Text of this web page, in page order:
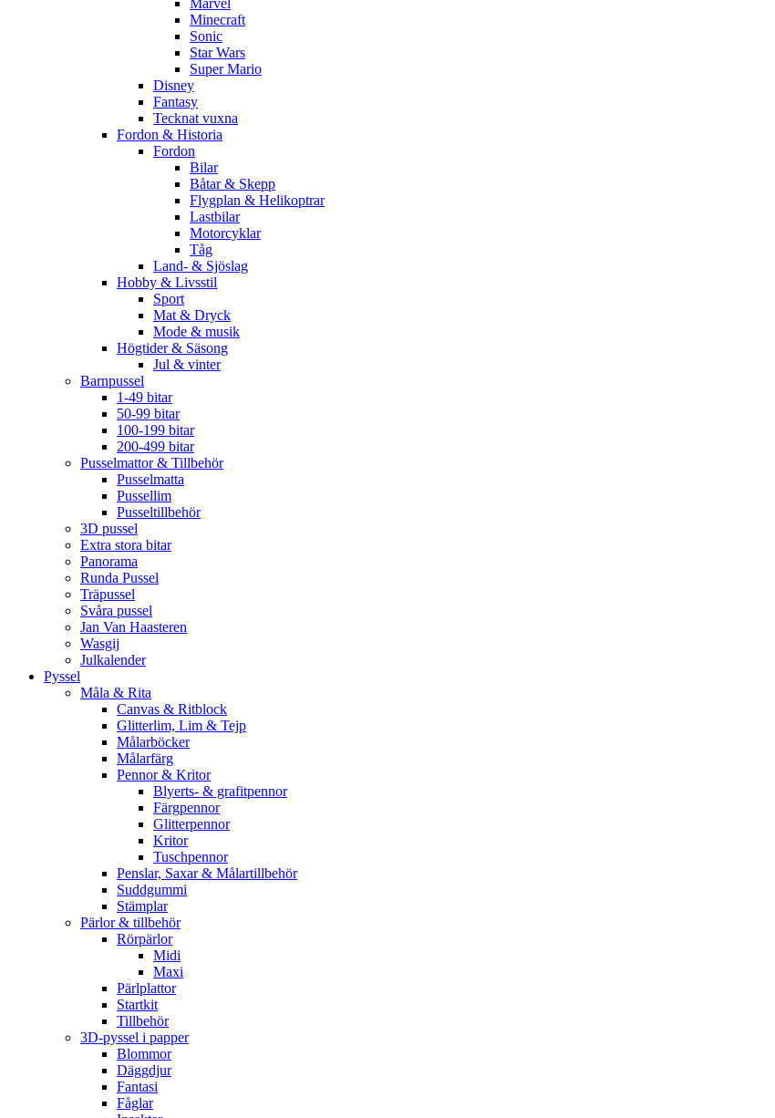
Marvel
Minecraft
Sonic
Star Wars
Super Mario
Disney
Fantasy
Tecknat vuxna
Fordon & Historia
Fordon
Bilar
Båtar & Skepp
Flygplan & Helikoptrar
Lastbilar
Motorcyklar
Tåg
Land- & Sjöslag
Hobby & Livsstil
Sport
Mat & Dryck
Mode & musik
Högtider & Säsong
Jul & vinter
Barnpussel
1-49 bitar
50-99 bitar
100-199 bitar
200-499 bitar
Pusselmattor & Tillbehör
Pusselmatta
Pussellim
Pusseltillbehör
3D pussel
Extra stora bitar
Panorama
Runda Pussel
Träpussel
Svåra pussel
Jan Van Haasteren
Wasgij
Julkalender
Pyssel
Måla & Rita
Canvas & Ritblock
Glitterlim, Lim & Tejp
Målarböcker
Målarfärg
Pennor & Kritor
Blyerts- & grafitpennor
Färgpennor
Glitterpennor
Kritor
Tuschpennor
Penslar, Saxar & Målartillbehör
Suddgummi
Stämplar
Pärlor & tillbehör
Rörpärlor
Midi
Maxi
Pärlplattor
Startkit
Tillbehör
3D-pyssel i papper
Blommor
Däggdjur
Fantasi
Fåglar